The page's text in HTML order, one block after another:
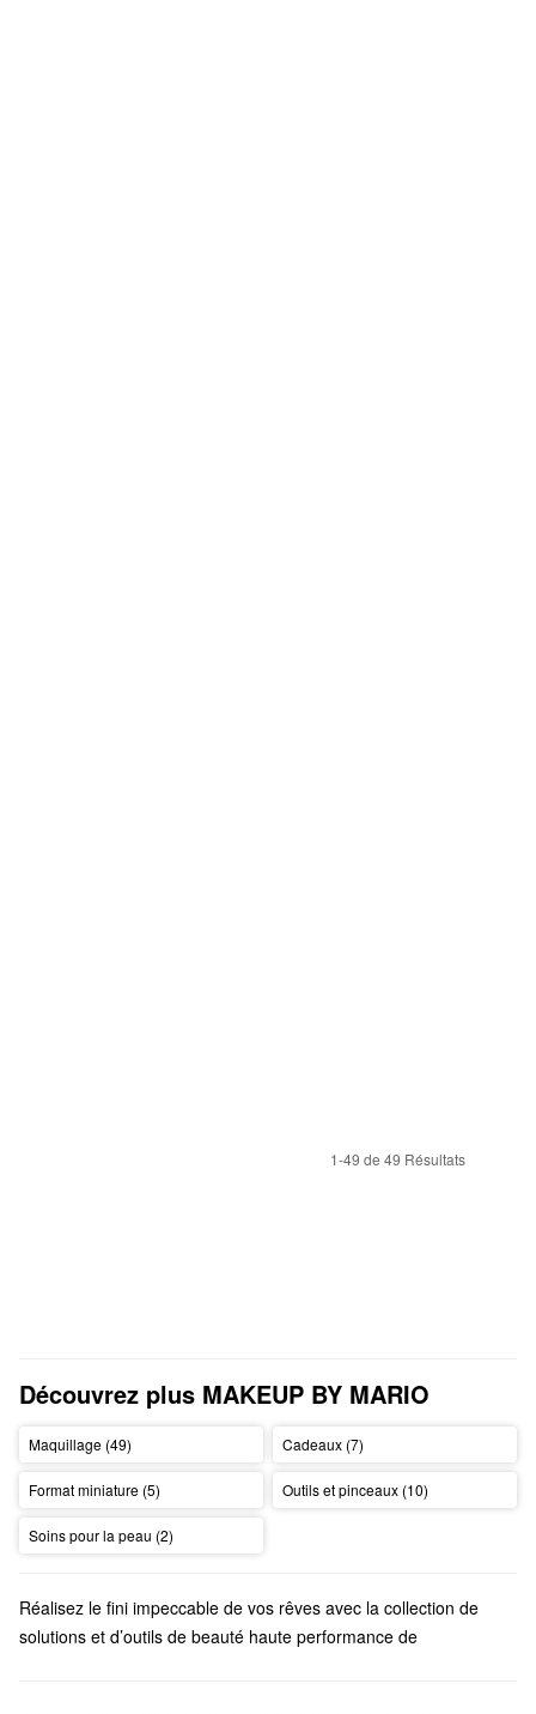
1-49 de 49 Résultats
Découvrez plus MAKEUP BY MARIO
Maquillage (49) Cadeaux (7)
Format miniature (5) Outils et pinceaux (10)
Soins pour la peau (2)
Réalisez le fini impeccable de vos rêves avec la collection de
solutions et d’outils de beauté haute performance de